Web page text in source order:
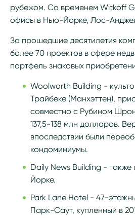
рубежом. Со временем Witkoff
офисы в Нью-Йорке, Лос-
За прошедшие десятилетия
более 70 проектов в сфере
портфель знаковых
Woolworth Building -
Трайбеке (Манхэттен),
совместно с Рубином
137,5-138 млн долларов.
впоследствии были
кондоминиумы.
Daily News Building -
Йорке.
Park Lane Hotel - 47-
Парк-Саут, купленный в